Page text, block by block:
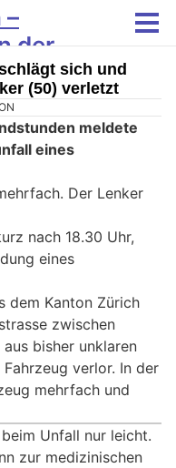
sich und
(50) verletzt
meldete
eines
Der Lenker
nach 18.30 Uhr,
eines
dem Kanton Zürich
zwischen
bisher unklaren
verlor. In der
mehrfach und
Unfall nur leicht.
zur medizinischen